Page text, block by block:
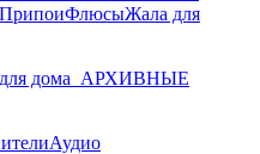
ПрипоиФлюсыЖала для
дома _АРХИВНЫЕ
Аудио